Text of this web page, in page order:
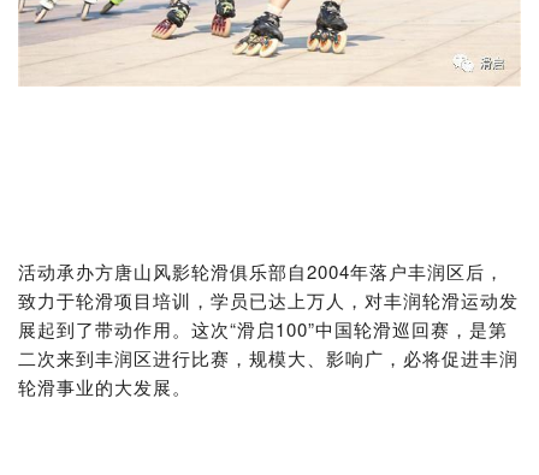
活动承办方唐山风影轮滑俱乐部自2004年落户丰润区后，
致力于轮滑项目培训，学员已达上万人，对丰润轮滑运动发
展起到了带动作用。这次“滑启100”中国轮滑巡回赛，是第
二次来到丰润区进行比赛，规模大、影响广，必将促进丰润
轮滑事业的大发展。